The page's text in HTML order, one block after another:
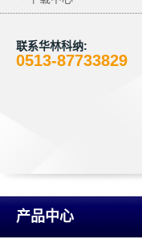
联系华林科纳:
0513-87733829
产品中心